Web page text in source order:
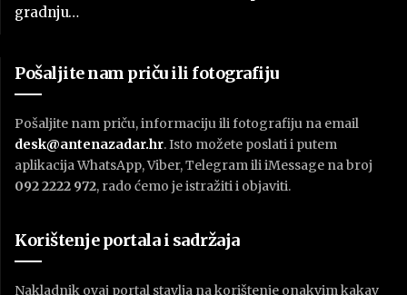
gradnju…
Pošaljite nam priču ili fotografiju
Pošaljite nam priču, informaciju ili fotografiju na email
desk@antenazadar.hr. Isto možete poslati i putem
aplikacija WhatsApp, Viber, Telegram ili iMessage na broj
092 2222 972, rado ćemo je istražiti i objaviti.
Korištenje portala i sadržaja
Nakladnik ovaj portal stavlja na korištenje onakvim kakav